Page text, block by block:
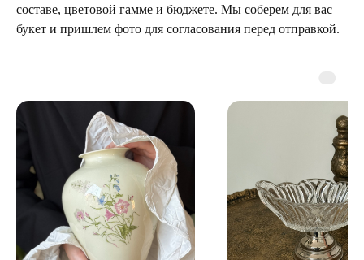
составе, цветовой гамме и бюджете. Мы соберем для вас
букет и пришлем фото для согласования перед отправкой.
ТЕЛЕГРАМ-КАНАЛ
О ЦВЕТАХ
ТЕЛЕГРАМ-КАНАЛ
О ВИНТАЖЕ
Г. САНКТ ПЕТЕРБУРГ
+7 981 9672833
Ответим на все вопросы!
info@plombirflowers.ru
Каждый день с 9:00 до 21:00
УЛ. КИРОЧНАЯ, 8Б